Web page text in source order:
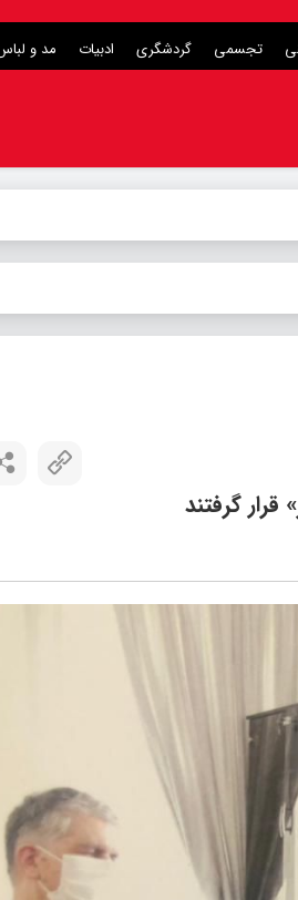
تجسمی گردشگری ادبیات مد و
گرفتند